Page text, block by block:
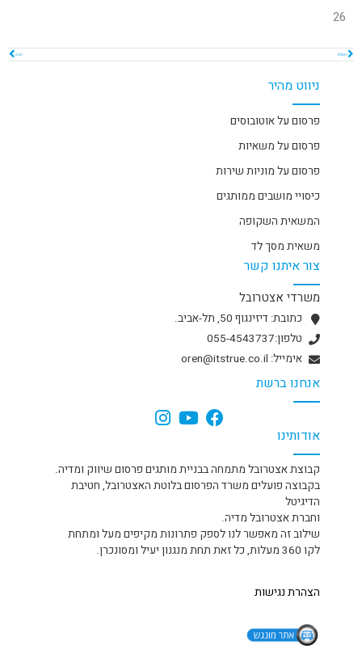
26
הקודם הבא
אודותינו
קבוצת אצטרובל מתמחה בבניית מותגים פרסום שיווק ומדיה.
בקבוצה פועלים משרד הפרסום בלוטת האצטרובל, חטיבת
הדיגיטל
וחברת אצטרובל מדיה.
שילוב זה מאפשר לנו לספק פתרונות מקיפים מעל ומתחת
לקו 360 מעלות, כל זאת תחת מנגנון יעיל ומסונכרן.
הצהרת נגישות
צור איתנו קשר
משרדי אצטרובל
כתובת: דיזינגוף 50, תל-אביב.
טלפון:055-4543737
אימייל: oren@itstrue.co.il
אנחנו ברשת
ניווט מהיר
פרסום על אוטובוסים
פרסום על משאיות
פרסום על מוניות שירות
כיסויי מושבים ממותגים
המשאית השקופה
משאית מסך לד